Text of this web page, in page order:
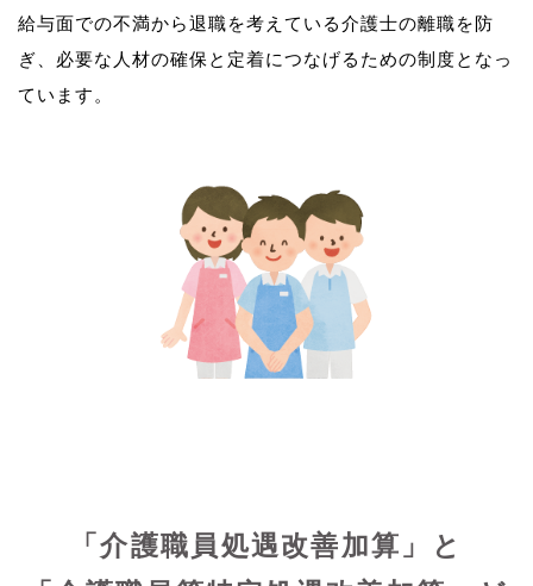
給与面での不満から退職を考えている介護士の離職を防
ぎ、必要な人材の確保と定着につなげるための制度となっ
ています。
「介護職員処遇改善加算」と